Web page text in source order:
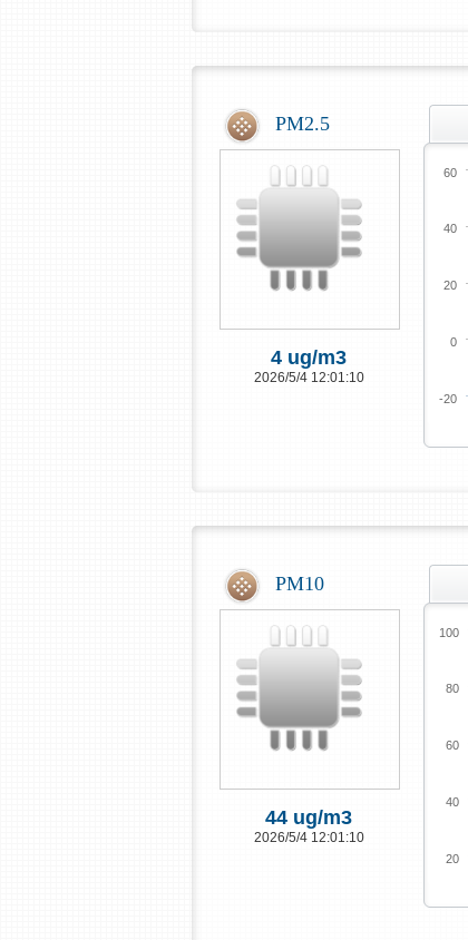
PM2.5
4 ug/m3
2026/5/4 12:01:10
-20
0
20
40
60
PM10
44 ug/m3
2026/5/4 12:01:10
20
40
60
80
100